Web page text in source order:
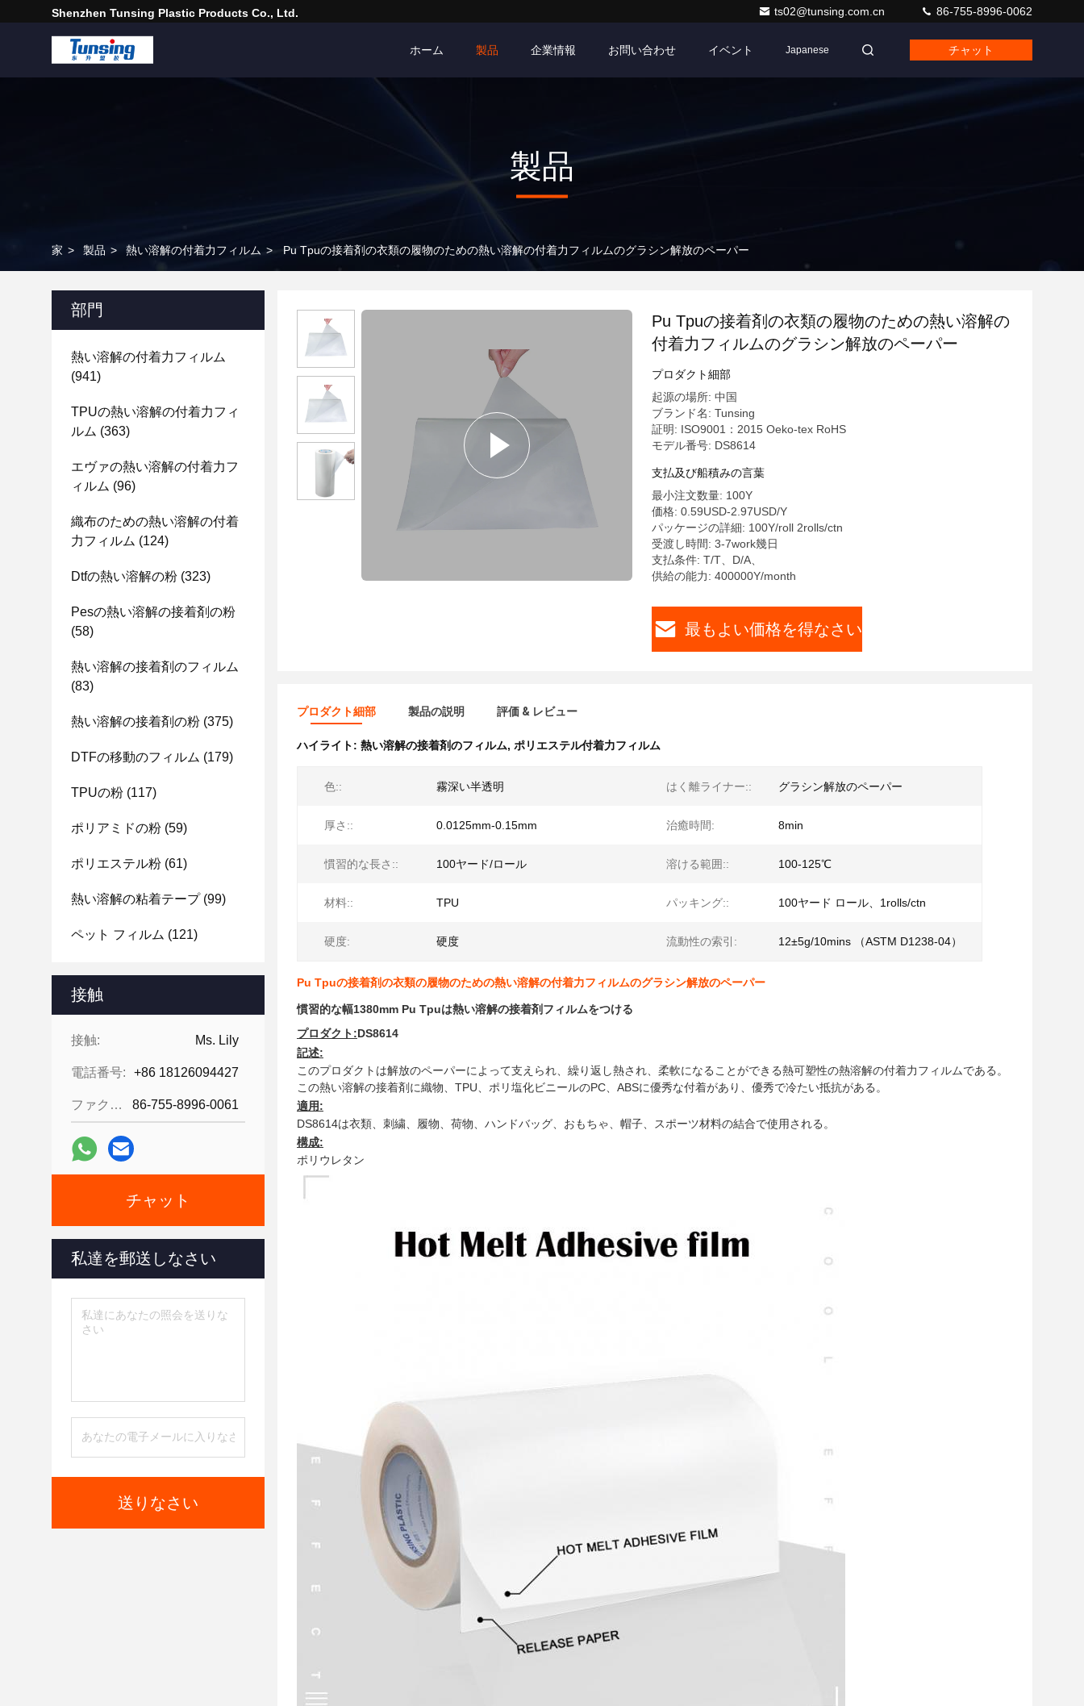
Shenzhen Tunsing Plastic Products Co., Ltd. ts02@tunsing.com.cn 86-755-8996-0062
ホーム 製品 企業情報 お問い合わせ イベント Japanese チャット
製品
家 > 製品 > 熱い溶解の付着力フィルム > Pu Tpuの接着剤の衣類の履物のための熱い溶解の付着力フィルムのグラシン解放のペーパー
部門
熱い溶解の付着力フィルム
(941)
TPUの熱い溶解の付着力フィ
ルム (363)
エヴァの熱い溶解の付着力フ
ィルム (96)
織布のための熱い溶解の付着
力フィルム (124)
Dtfの熱い溶解の粉 (323)
Pesの熱い溶解の接着剤の粉
(58)
熱い溶解の接着剤のフィルム
(83)
熱い溶解の接着剤の粉 (375)
DTFの移動のフィルム (179)
TPUの粉 (117)
ポリアミドの粉 (59)
ポリエステル粉 (61)
熱い溶解の粘着テープ(99)
ペット フィルム (121)
接触
接触: Ms. Lily
電話番号: +86 18126094427
ファクシミリ: 86-755-8996-0061
チャット
私達を郵送しなさい
送りなさい
Pu Tpuの接着剤の衣類の履物のための熱い溶解の
付着力フィルムのグラシン解放のペーパー
プロダクト細部
起源の場所: 中国
ブランド名: Tunsing
証明: ISO9001：2015 Oeko-tex RoHS
モデル番号: DS8614
支払及び船積みの言葉
最小注文数量: 100Y
価格: 0.59USD-2.97USD/Y
パッケージの詳細: 100Y/roll 2rolls/ctn
受渡し時間: 3-7work幾日
支払条件: T/T、D/A、
供給の能力: 400000Y/month
最もよい価格を得なさい
プロダクト細部 製品の説明 評価 & レビュー
ハイライト: 熱い溶解の接着剤のフィルム, ポリエステル付着力フィルム
色:: 霧深い半透明 はく離ライナー:: グラシン解放のペーパー
厚さ:: 0.0125mm-0.15mm 治癒時間: 8min
慣習的な長さ:: 100ヤード/ロール 溶ける範囲:: 100-125℃
材料:: TPU パッキング:: 100ヤード ロール、1rolls/ctn
硬度: 硬度 流動性の索引: 12±5g/10mins （ASTM D1238-04）
Pu Tpuの接着剤の衣類の履物のための熱い溶解の付着力フィルムのグラシン解放のペーパー
慣習的な幅1380mm Pu Tpuは熱い溶解の接着剤フィルムをつける
プロダクト:DS8614
記述:
このプロダクトは解放のペーパーによって支えられ、繰り返し熱され、柔軟になることができる熱可塑性の熱溶解の付着力フィルムである。
この熱い溶解の接着剤に織物、TPU、ポリ塩化ビニールのPC、ABSに優秀な付着があり、優秀で冷たい抵抗がある。
適用:
DS8614は衣類 、刺繍、履物、荷物、ハンドバッグ、おもちゃ、帽子、スポーツ材料の結合で使用される。
構成:
ポリウレタン